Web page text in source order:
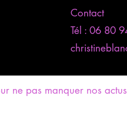
Contact
Tél : 06 80
ne pas manquer nos actus